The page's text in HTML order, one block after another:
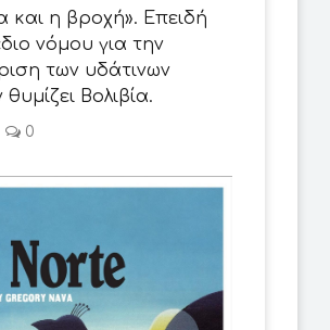
και η βροχή». Επειδή
νόμου για την
των υδάτινων
Βολιβία.
0